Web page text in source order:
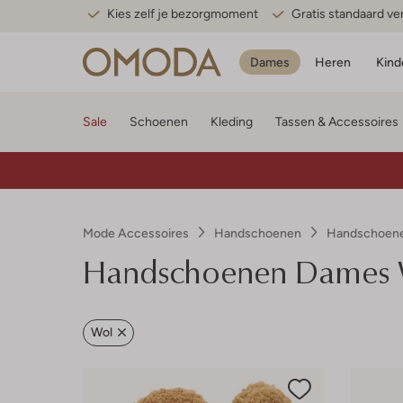
Kies zelf je bezorgmoment Gratis standaard
Dames Heren
Sale Schoenen Kleding Tassen & Accessoires
Mode Accessoires Handschoenen
Handschoenen Dames
Wol